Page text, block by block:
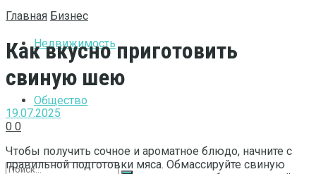
Недвижимость
Общество
Главная Бизнес
Как вкусно приготовить
свиную шею
19.07.2025
0 0
Чтобы получить сочное и ароматное блюдо, начните с
правильной подготовки мяса. Обмассируйте свиную